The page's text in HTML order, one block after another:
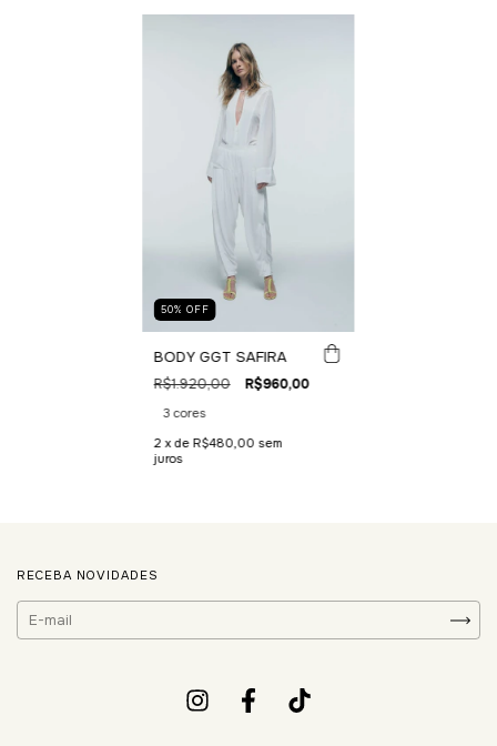
50% OFF
BODY GGT SAFIRA
R$1.920,00 R$960,00
3 cores
2 x de R$480,00 sem
juros
RECEBA NOVIDADES